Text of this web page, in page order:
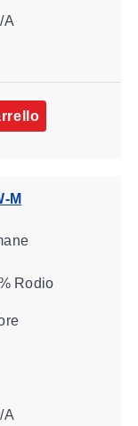
A
M
Rodio
A